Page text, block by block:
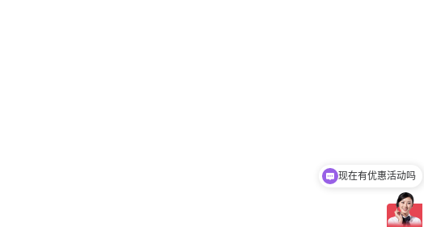
现在有优惠活动吗